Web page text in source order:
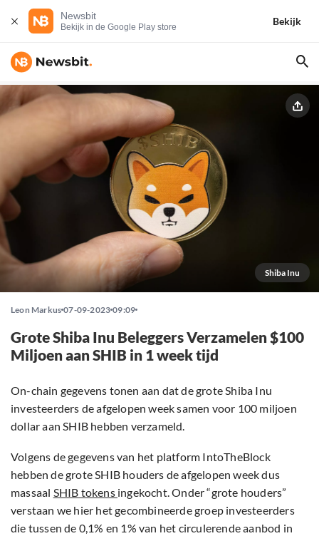
Newsbit
Bekijk in de Google Play store
Bekijk
Shiba Inu
Leon Markus 07-09-2023 09:09
Grote Shiba Inu Beleggers Verzamelen $100
Miljoen aan SHIB in 1 week tijd
On-chain gegevens tonen aan dat de grote Shiba Inu
investeerders de afgelopen week samen voor 100 miljoen
dollar aan SHIB hebben verzameld.
Volgens de gegevens van het platform IntoTheBlock
hebben de grote SHIB houders de afgelopen week dus
massaal SHIB tokens ingekocht. Onder “grote houders”
verstaan we hier het gecombineerde groep investeerders
die tussen de 0,1% en 1% van het circulerende aanbod in